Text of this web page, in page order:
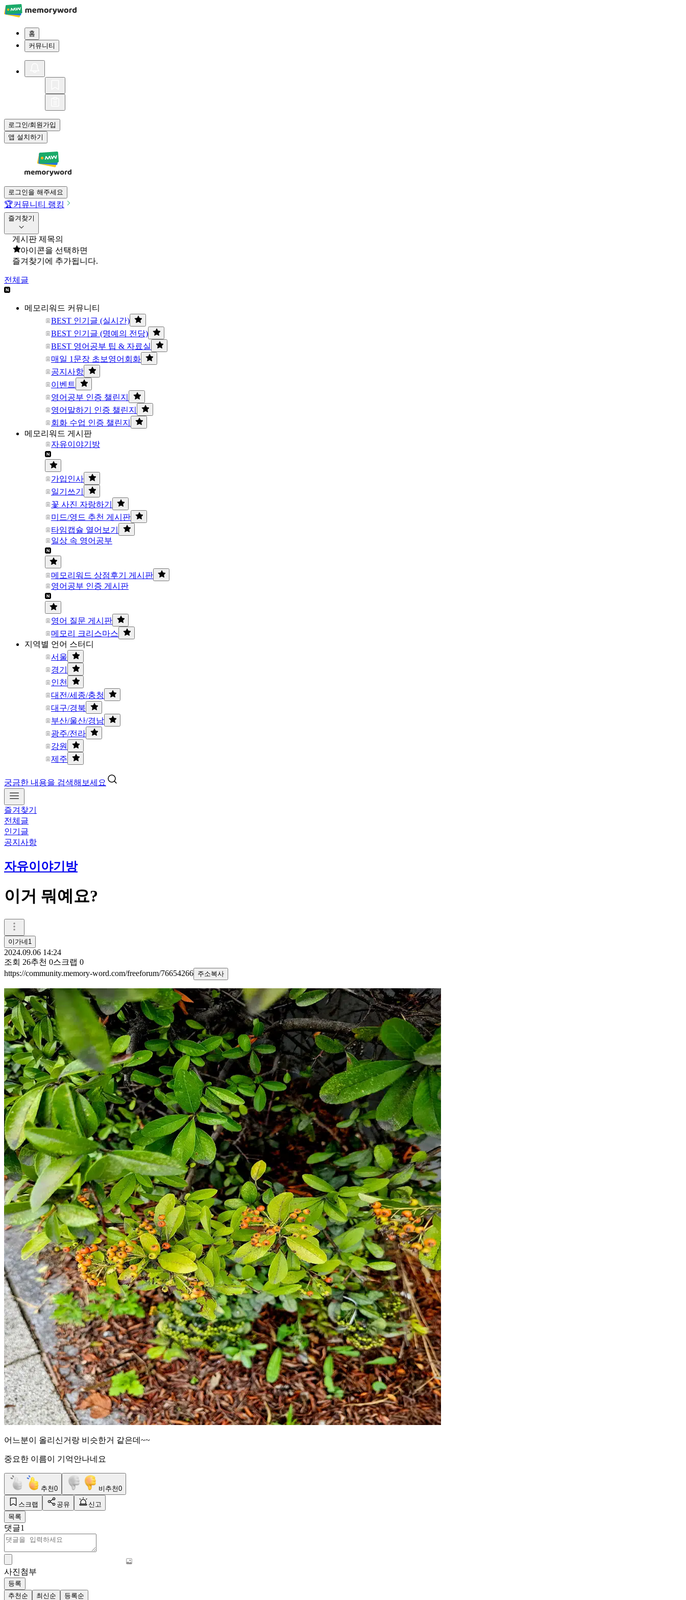
홈
커뮤니티
로그인/회원가입
앱 설치하기
로그인을 해주세요
🏆커뮤니티 랭킹
즐겨찾기
게시판 제목의
아이콘을 선택하면
즐겨찾기에 추가됩니다.
전체글
메모리워드 커뮤니티
BEST 인기글 (실시간)
BEST 인기글 (명예의 전당)
BEST 영어공부 팁 & 자료실
매일 1문장 초보영어회화
공지사항
이벤트
영어공부 인증 챌린지
영어말하기 인증 챌린지
회화 수업 인증 챌린지
메모리워드 게시판
자유이야기방
가입인사
일기쓰기
꽃 사진 자랑하기
미드/영드 추천 게시판
타임캡슐 열어보기
일상 속 영어공부
메모리워드 상점후기 게시판
영어공부 인증 게시판
영어 질문 게시판
메모리 크리스마스
지역별 언어 스터디
서울
경기
인천
대전/세종/충청
대구/경북
부산/울산/경남
광주/전라
강원
제주
궁금한 내용을 검색해보세요
즐겨찾기
전체글
인기글
공지사항
자유이야기방
이거 뭐예요?
이가네1
2024.09.06 14:24
조회 26추천 0스크랩 0
https://community.memory-word.com/freeforum/76654266 주소복사
어느분이 올리신거랑 비슷한거 같은데~~
중요한 이름이 기억안나네요
추천0 비추천0
스크랩 공유
신고
목록
댓글1
사진첨부
등록
추천순
최신순 등록순